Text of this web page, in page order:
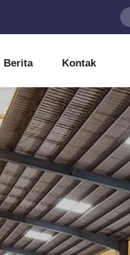
Berita Kontak